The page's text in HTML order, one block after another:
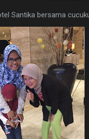
Santika bersama